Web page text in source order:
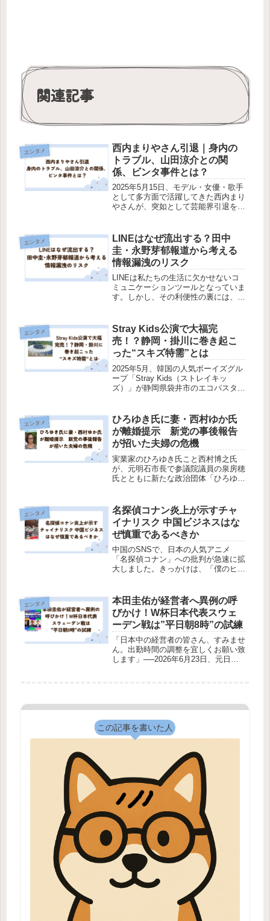
関連記事
エンタメ
西内まりやさん引退｜身内の
トラブル、山田涼介との関
係、ビンタ事件とは？
2025年5月15日、モデル・女優・歌手
として多方面で活躍してきた西内まり
やさんが、突如として芸能界引退を発
人は一切関与していないとしつつも、
関係各所への迷惑を懸念して活動...
エンタメ
LINEはなぜ流出する？田中
圭・永野芽郁報道から考える
情報漏洩のリスク
LINEは私たちの生活に欠かせないコ
ミュニケーションツールとなっていま
す。しかし、その利便性の裏には、個
トークが週刊誌に取り上げられる事例
が増えており、情報の取り扱いには...
エンタメ
Stray Kids公演で大福完
売！？静岡・掛川に巻き起こ
った“スキズ特需”とは
2025年5月、韓国の人気ボーイズグル
ープ「Stray Kids（ストレイキッ
ズ）」が静岡県袋井市のエコパスタジ
済に大きな影響を与え、特にJR掛川
駅構内のキヨスクでは、地元和...
エンタメ
ひろゆき氏に妻・西村ゆか氏
が離婚提示 新党の事後報告
が招いた夫婦の危機
実業家のひろゆき氏こと西村博之氏
が、元明石市長で参議院議員の泉房穂
氏とともに新たな政治団体「ひろゆき
に対して「離婚」を提示していたこと
が明らかになりました。この記事で
は、離...
エンタメ
名探偵コナン炎上が示すチャ
イナリスク 中国ビジネスはな
ぜ慎重であるべきか
中国のSNSで、日本の人気アニメ
「名探偵コナン」への批判が急速に拡
大しました。きっかけは、「僕のヒー
け止められたこの企画が、中国では
「侮辱的だ」「配慮に欠ける」と受け
止められ...
エンタメ
本田圭佑が経営者へ異例の呼
びかけ！W杯日本代表スウェ
ーデン戦は”平日朝8時”の試練
「日本中の経営者の皆さん、すみませ
ん。出勤時間の調整を宜しくお願い致
します」──2026年6月23日、元日本
この記事を書いた人